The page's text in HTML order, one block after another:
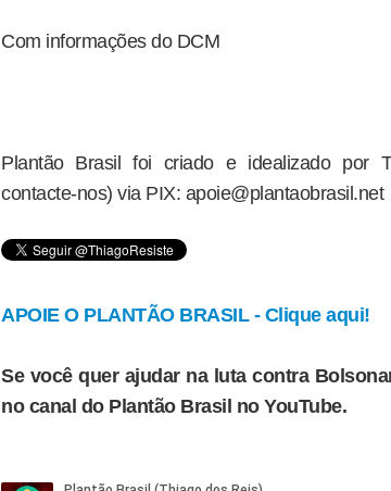
Com informações do DCM
Plantão Brasil foi criado e idealizado por
contacte-nos) via PIX: apoie@plantaobrasil.net
APOIE O PLANTÃO BRASIL - Clique aqui!
Se você quer ajudar na luta contra
no canal do Plantão Brasil no YouTube.